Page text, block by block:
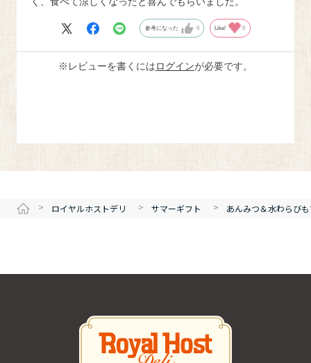
参考になった 0 Like! 0
※レビューを書くにはログインが必要です。
> ロイヤルホストデリ > サマーギフト > あんみつ＆水わらび